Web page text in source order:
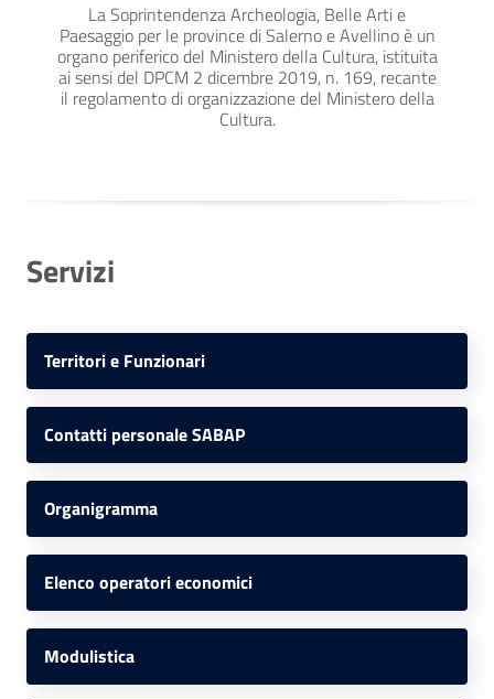
La Soprintendenza Archeologia, Belle Arti e
Paesaggio per le province di Salerno e Avellino è un
organo periferico del Ministero della Cultura, istituita
ai sensi del DPCM 2 dicembre 2019, n. 169, recante
il regolamento di organizzazione del Ministero della
Cultura.
Servizi
Territori e Funzionari
Contatti personale SABAP
Organigramma
Elenco operatori economici
Modulistica